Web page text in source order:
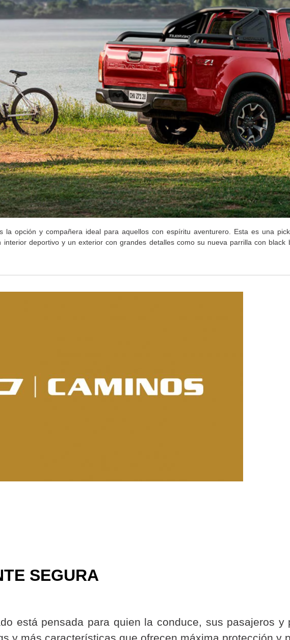
la opción y compañera ideal para aquellos con espíritu aventurero. Esta es una
interior deportivo y un exterior con grandes detalles como su nueva parrilla con
SEGURA
está pensada para quien la conduce, sus pasajeros